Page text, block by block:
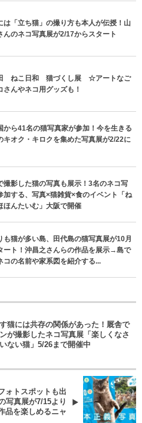
は「立ち猫」の撮り方も本人が伝授！山
んのネコ写真展が2/17からスタート
ねこ日和 猫づくし展 ☆アートなご
さんやネコ用グッズも！
から41名の猫写真家が参加！今を生きる
キオク・キロクを集めた写真展が2/22に
撮影した猫の写真も展示！3名のネコ写
加する、写真×猫雑貨×食のイベント「ね
ほんたいむ」大阪で開催
も猫が多い島、田代島の猫写真展が10月
ート！沖昌之さんらの作品を展示→島で
コの名前や家系図を紹介する...
猫には共存の関係があった！厩舎で
が撮影したネコ写真展「楽しくなさ
ない猫」5/26まで開催中
ォトスポットも出
写真展が7/15より
品を楽しめるニャ